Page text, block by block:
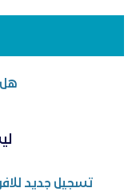
هل
تسجيل جديد